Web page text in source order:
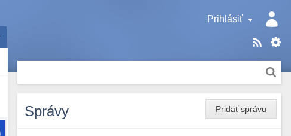
Prihlásiť
Pridať správu
Správy